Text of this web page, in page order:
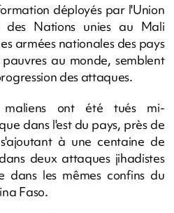
déployés par l'Union
des Nations unies au Mali
armées nationales des pays
au monde, semblent
des attaques.
maliens ont été tués mi-
dans l'est du pays, près de
à une centaine de
deux attaques jihadistes
dans les mêmes confins du
Faso.